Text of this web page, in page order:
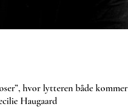
hvor lytteren både kommer
Haugaard